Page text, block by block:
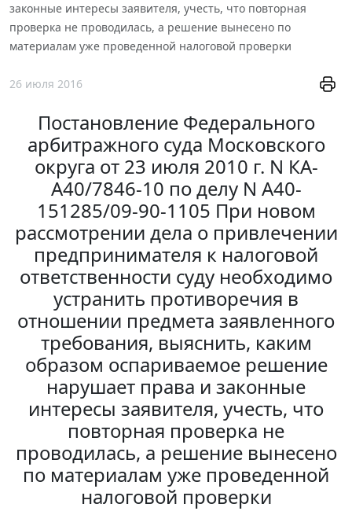
законные интересы заявителя, учесть, что повторная
проверка не проводилась, а решение вынесено по
материалам уже проведенной налоговой проверки
26 июля 2016
Постановление Федерального
арбитражного суда Московского
округа от 23 июля 2010 г. N КА-
А40/7846-10 по делу N А40-
151285/09-90-1105 При новом
рассмотрении дела о привлечении
предпринимателя к налоговой
ответственности суду необходимо
устранить противоречия в
отношении предмета заявленного
требования, выяснить, каким
образом оспариваемое решение
нарушает права и законные
интересы заявителя, учесть, что
повторная проверка не
проводилась, а решение вынесено
по материалам уже проведенной
налоговой проверки